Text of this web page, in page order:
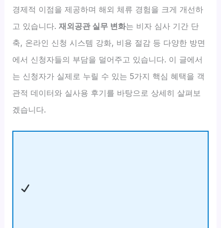
경제적 이점을 제공하며 해외 체류 경험을 크게 개선하
고 있습니다.재외공관 실무 변화는 비자 심사 기간 단
축, 온라인 신청 시스템 강화, 비용 절감 등 다양한 방면
에서 신청자들의 부담을 덜어주고 있습니다. 이 글에서
는 신청자가 실제로 누릴 수 있는 5가지 핵심 혜택을 객
관적 데이터와 실사용 후기를 바탕으로 상세히 살펴보
겠습니다.